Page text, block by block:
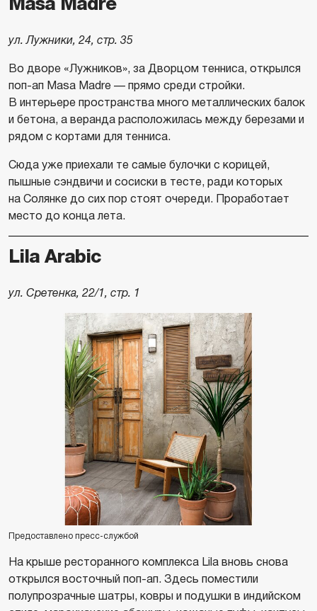
ул. Лужники, 24, стр. 35
Во дворе «Лужников», за Дворцом тенниса, открылся
поп-ап Masa Madre — прямо среди стройки.
В интерьере пространства много металлических балок
и бетона, а веранда расположилась между березами и
рядом с кортами для тенниса.
Сюда уже приехали те самые булочки с корицей,
пышные сэндвичи и сосиски в тесте, ради которых
на Солянке до сих пор стоят очереди. Проработает
место до конца лета.
Lila Arabic
ул. Сретенка, 22/1, стр. 1
Предоставлено пресс-службой
На крыше ресторанного комплекса Lila вновь снова
открылся восточный поп-ап. Здесь поместили
полупрозрачные шатры, ковры и подушки в индийском